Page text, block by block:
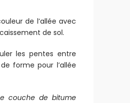
de l’allée avec
de sol.
les pentes entre
forme pour l’allée
couche de bitume